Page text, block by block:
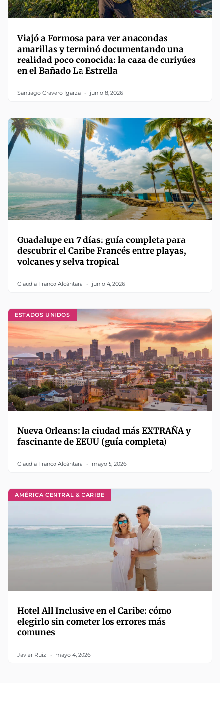
Viajó a Formosa para ver anacondas
amarillas y terminó documentando una
realidad poco conocida: la caza de curiyúes
en el Bañado La Estrella
Santiago Cravero Igarza junio 8, 2026
Guadalupe en 7 días: guía completa para
descubrir el Caribe Francés entre playas,
volcanes y selva tropical
Claudia Franco Alcántara junio 4, 2026
ESTADOS UNIDOS
Nueva Orleans: la ciudad más EXTRAÑA y
fascinante de EEUU (guía completa)
Claudia Franco Alcántara mayo 5, 2026
AMÉRICA CENTRAL & CARIBE
Hotel All Inclusive en el Caribe: cómo
elegirlo sin cometer los errores más
comunes
Javier Ruiz mayo 4, 2026